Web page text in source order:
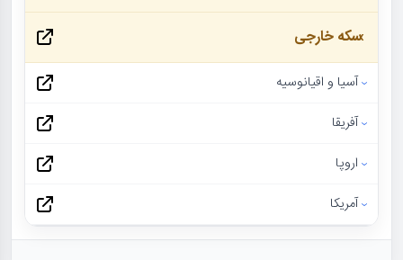
سکه خارجی
آسیا و اقیانوسیه
آفریقا
اروپا
آمریکا